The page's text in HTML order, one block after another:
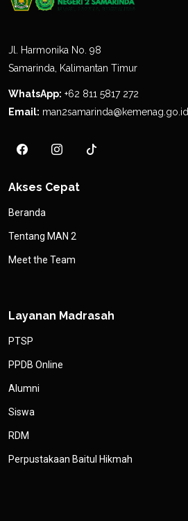
Jl. Harmonika No. 98
Samarinda, Kalimantan Timur
WhatsApp: +62 811 5817 272
Email: man2samarinda@kemenag.go.id
Akses Cepat
Beranda
Tentang MAN 2
Meet the Team
Layanan Madrasah
PTSP
PPDB Online
Alumni
Siswa
RDM
Perpustakaan Baitul Hikmah